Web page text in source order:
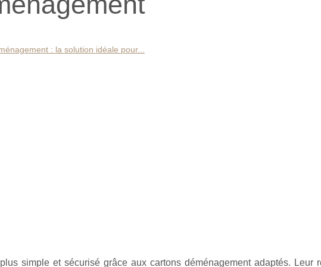
: la solution idéale pour...
simple et sécurisé grâce aux cartons déménagement adaptés. Leur